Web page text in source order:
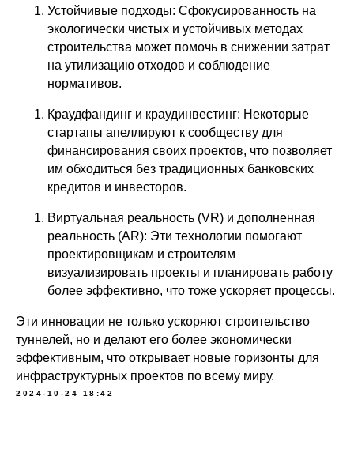
Устойчивые подходы: Сфокусированность на
экологически чистых и устойчивых методах
строительства может помочь в снижении затрат
на утилизацию отходов и соблюдение
нормативов.
Краудфандинг и краудинвестинг: Некоторые
стартапы апеллируют к сообществу для
финансирования своих проектов, что позволяет
им обходиться без традиционных банковских
кредитов и инвесторов.
Виртуальная реальность (VR) и дополненная
реальность (AR): Эти технологии помогают
проектировщикам и строителям
визуализировать проекты и планировать работу
более эффективно, что тоже ускоряет процессы.
Эти инновации не только ускоряют строительство
туннелей, но и делают его более экономически
эффективным, что открывает новые горизонты для
инфраструктурных проектов по всему миру.
2024-10-24 18:42